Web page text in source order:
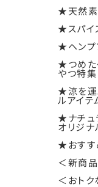
★天然素
★スパイ
★ヘンプ
★つめた
やつ特集
★涼を
ルアイテ
★ナチュ
オリジナ
★おすす
＜新商
＜おト